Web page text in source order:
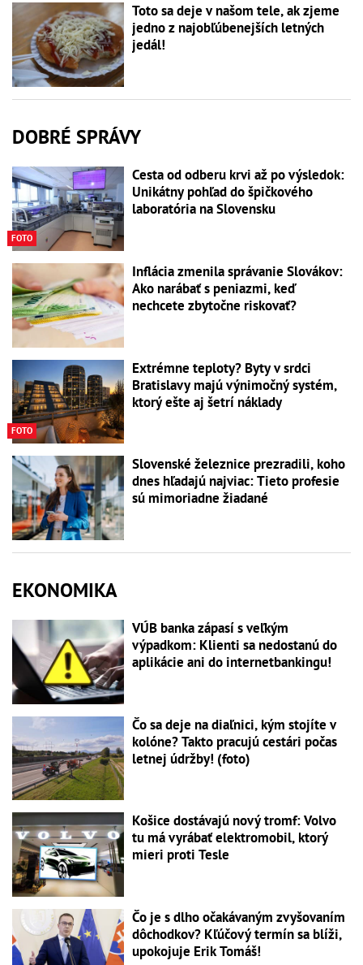
Toto sa deje v našom tele, ak zjeme
jedno z najobľúbenejších letných
jedál!
DOBRÉ SPRÁVY
FOTO
Cesta od odberu krvi až po výsledok:
Unikátny pohľad do špičkového
laboratória na Slovensku
Inflácia zmenila správanie Slovákov:
Ako narábať s peniazmi, keď
nechcete zbytočne riskovať?
FOTO
Extrémne teploty? Byty v srdci
Bratislavy majú výnimočný systém,
ktorý ešte aj šetrí náklady
Slovenské železnice prezradili, koho
dnes hľadajú najviac: Tieto profesie
sú mimoriadne žiadané
EKONOMIKA
VÚB banka zápasí s veľkým
výpadkom: Klienti sa nedostanú do
aplikácie ani do internetbankingu!
Čo sa deje na diaľnici, kým stojíte v
kolóne? Takto pracujú cestári počas
letnej údržby! (foto)
Košice dostávajú nový tromf: Volvo
tu má vyrábať elektromobil, ktorý
mieri proti Tesle
Čo je s dlho očakávaným zvyšovaním
dôchodkov? Kľúčový termín sa blíži,
upokojuje Erik Tomáš!